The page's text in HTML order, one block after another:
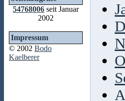
54768006 seit Januar
2002
Impressum
© 2002 Bodo
Kaelberer